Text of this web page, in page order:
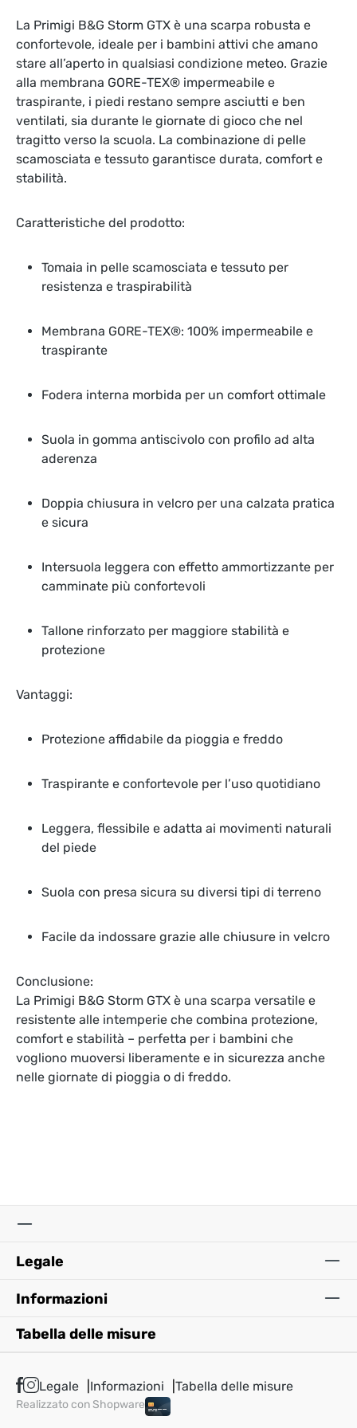
La Primigi B&G Storm GTX è una scarpa robusta e
confortevole, ideale per i bambini attivi che amano
stare all’aperto in qualsiasi condizione meteo. Grazie
alla membrana GORE-TEX® impermeabile e
traspirante, i piedi restano sempre asciutti e ben
ventilati, sia durante le giornate di gioco che nel
tragitto verso la scuola. La combinazione di pelle
scamosciata e tessuto garantisce durata, comfort e
stabilità.
Caratteristiche del prodotto:
Tomaia in pelle scamosciata e tessuto per
resistenza e traspirabilità
Membrana GORE-TEX®: 100% impermeabile e
traspirante
Fodera interna morbida per un comfort ottimale
Suola in gomma antiscivolo con profilo ad alta
aderenza
Doppia chiusura in velcro per una calzata pratica
e sicura
Intersuola leggera con effetto ammortizzante per
camminate più confortevoli
Tallone rinforzato per maggiore stabilità e
protezione
Vantaggi:
Protezione affidabile da pioggia e freddo
Traspirante e confortevole per l’uso quotidiano
Leggera, flessibile e adatta ai movimenti naturali
del piede
Suola con presa sicura su diversi tipi di terreno
Facile da indossare grazie alle chiusure in velcro
Conclusione:
La Primigi B&G Storm GTX è una scarpa versatile e
resistente alle intemperie che combina protezione,
comfort e stabilità – perfetta per i bambini che
vogliono muoversi liberamente e in sicurezza anche
nelle giornate di pioggia o di freddo.
Legale
Informazioni
Tabella delle misure
Legale Informazioni Tabella delle misure
Realizzato con Shopware